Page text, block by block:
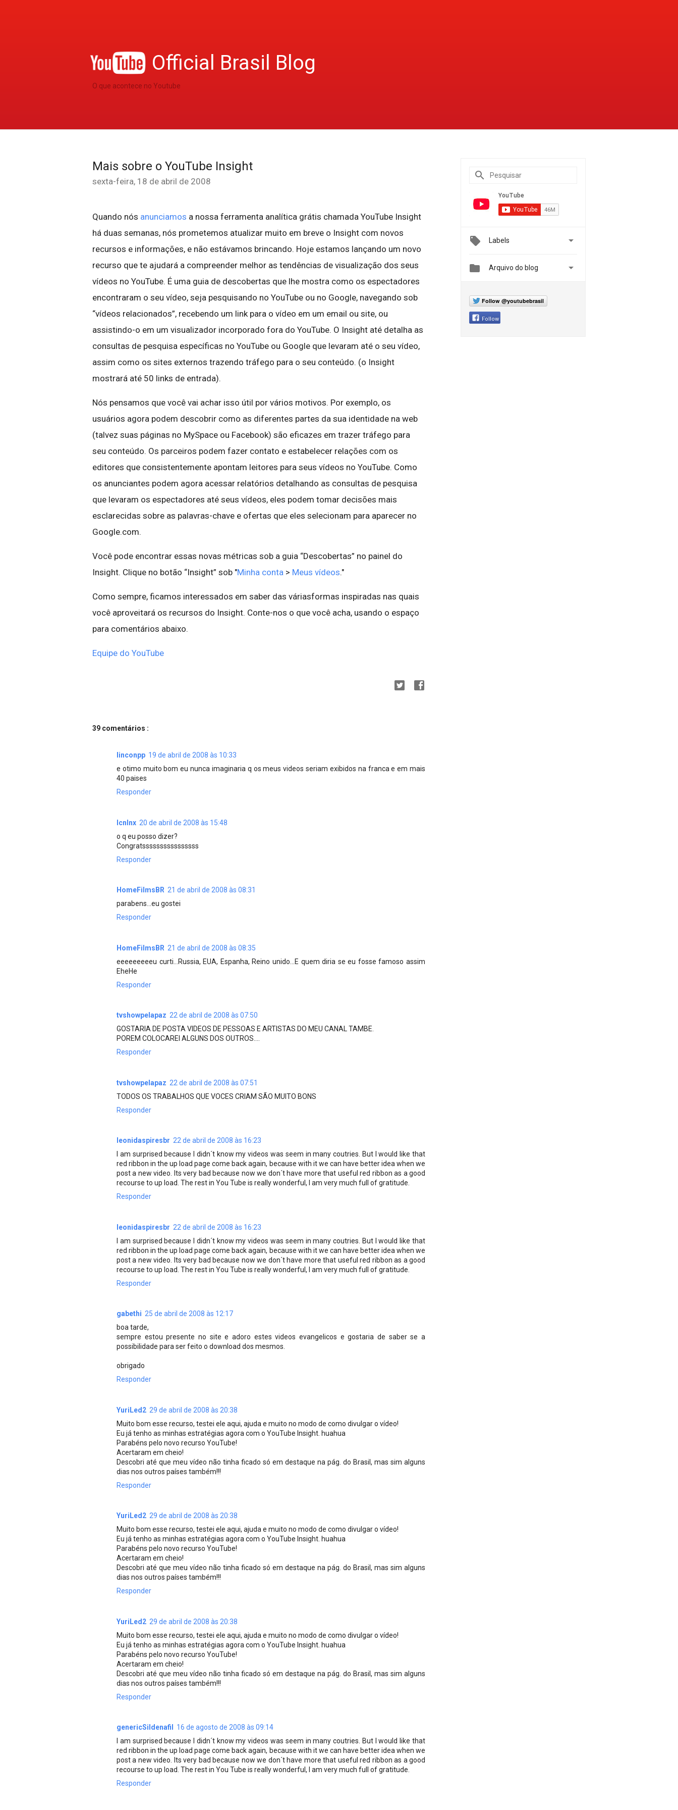
Official Brasil Blog
O que acontece no Youtube
Mais sobre o YouTube Insight
sexta-feira, 18 de abril de 2008
Quando nós anunciamos a nossa ferramenta analítica grátis chamada YouTube Insight
há duas semanas, nós prometemos atualizar muito em breve o Insight com novos
recursos e informações, e não estávamos brincando. Hoje estamos lançando um novo
recurso que te ajudará a compreender melhor as tendências de visualização dos seus
vídeos no YouTube. É uma guia de descobertas que lhe mostra como os espectadores
encontraram o seu vídeo, seja pesquisando no YouTube ou no Google, navegando sob
“vídeos relacionados”, recebendo um link para o vídeo em um email ou site, ou
assistindo-o em um visualizador incorporado fora do YouTube. O Insight até detalha as
consultas de pesquisa específicas no YouTube ou Google que levaram até o seu vídeo,
assim como os sites externos trazendo tráfego para o seu conteúdo. (o Insight
mostrará até 50 links de entrada).
Nós pensamos que você vai achar isso útil por vários motivos. Por exemplo, os
usuários agora podem descobrir como as diferentes partes da sua identidade na web
(talvez suas páginas no MySpace ou Facebook) são eficazes em trazer tráfego para
seu conteúdo. Os parceiros podem fazer contato e estabelecer relações com os
editores que consistentemente apontam leitores para seus vídeos no YouTube. Como
os anunciantes podem agora acessar relatórios detalhando as consultas de pesquisa
que levaram os espectadores até seus vídeos, eles podem tomar decisões mais
esclarecidas sobre as palavras-chave e ofertas que eles selecionam para aparecer no
Google.com.
Você pode encontrar essas novas métricas sob a guia “Descobertas” no painel do
Insight. Clique no botão “Insight” sob "Minha conta > Meus vídeos."
Como sempre, ficamos interessados em saber das váriasformas inspiradas nas quais
você aproveitará os recursos do Insight. Conte-nos o que você acha, usando o espaço
para comentários abaixo.
Equipe do YouTube
39 comentários :
linconpp 19 de abril de 2008 às 10:33
e otimo muito bom eu nunca imaginaria q os meus videos seriam exibidos na franca e em mais
40 paises
Responder
lcnlnx 20 de abril de 2008 às 15:48
o q eu posso dizer?
Congratssssssssssssssss
Responder
HomeFilmsBR 21 de abril de 2008 às 08:31
parabens...eu gostei
Responder
HomeFilmsBR 21 de abril de 2008 às 08:35
eeeeeeeeeu curti...Russia, EUA, Espanha, Reino unido...E quem diria se eu fosse famoso assim
EheHe
Responder
tvshowpelapaz 22 de abril de 2008 às 07:50
GOSTARIA DE POSTA VIDEOS DE PESSOAS E ARTISTAS DO MEU CANAL TAMBE.
POREM COLOCAREI ALGUNS DOS OUTROS....
Responder
tvshowpelapaz 22 de abril de 2008 às 07:51
TODOS OS TRABALHOS QUE VOCES CRIAM SÃO MUITO BONS
Responder
leonidaspiresbr 22 de abril de 2008 às 16:23
I am surprised because I didn´t know my videos was seem in many coutries. But I would like that
red ribbon in the up load page come back again, because with it we can have better idea when we
post a new video. Its very bad because now we don´t have more that useful red ribbon as a good
recourse to up load. The rest in You Tube is really wonderful, I am very much full of gratitude.
Responder
leonidaspiresbr 22 de abril de 2008 às 16:23
I am surprised because I didn´t know my videos was seem in many coutries. But I would like that
red ribbon in the up load page come back again, because with it we can have better idea when we
post a new video. Its very bad because now we don´t have more that useful red ribbon as a good
recourse to up load. The rest in You Tube is really wonderful, I am very much full of gratitude.
Responder
gabethi 25 de abril de 2008 às 12:17
boa tarde,
sempre estou presente no site e adoro estes videos evangelicos e gostaria de saber se a
possibilidade para ser feito o download dos mesmos.
obrigado
Responder
YuriLed2 29 de abril de 2008 às 20:38
Muito bom esse recurso, testei ele aqui, ajuda e muito no modo de como divulgar o vídeo!
Eu já tenho as minhas estratégias agora com o YouTube Insight. huahua
Parabéns pelo novo recurso YouTube!
Acertaram em cheio!
Descobri até que meu vídeo não tinha ficado só em destaque na pág. do Brasil, mas sim alguns
dias nos outros países também!!!
Responder
YuriLed2 29 de abril de 2008 às 20:38
Muito bom esse recurso, testei ele aqui, ajuda e muito no modo de como divulgar o vídeo!
Eu já tenho as minhas estratégias agora com o YouTube Insight. huahua
Parabéns pelo novo recurso YouTube!
Acertaram em cheio!
Descobri até que meu vídeo não tinha ficado só em destaque na pág. do Brasil, mas sim alguns
dias nos outros países também!!!
Responder
YuriLed2 29 de abril de 2008 às 20:38
Muito bom esse recurso, testei ele aqui, ajuda e muito no modo de como divulgar o vídeo!
Eu já tenho as minhas estratégias agora com o YouTube Insight. huahua
Parabéns pelo novo recurso YouTube!
Acertaram em cheio!
Descobri até que meu vídeo não tinha ficado só em destaque na pág. do Brasil, mas sim alguns
dias nos outros países também!!!
Responder
genericSildenafil
16 de agosto de 2008 às 09:14
I am surprised because I didn´t know my videos was seem in many coutries. But I would like that
red ribbon in the up load page come back again, because with it we can have better idea when we
post a new video. Its very bad because now we don´t have more that useful red ribbon as a good
recourse to up load. The rest in You Tube is really wonderful, I am very much full of gratitude.
Responder
Labels 
 Arquivo do blog 
Follow @youtubebrasil
Follow